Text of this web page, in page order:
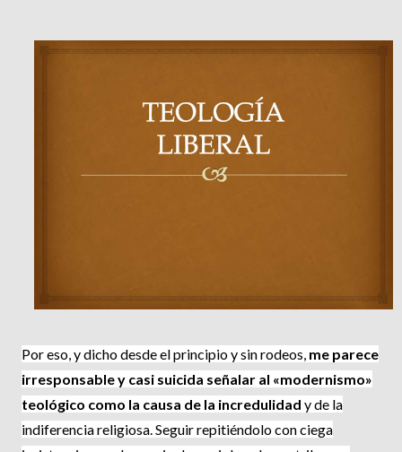
Por eso, y dicho desde el principio y sin rodeos, me parece
irresponsa­ble y casi suicida señalar al «modernismo»
teológico como la causa de la incredulidad y de la
indiferencia religiosa. Seguir repitiéndolo con ciega